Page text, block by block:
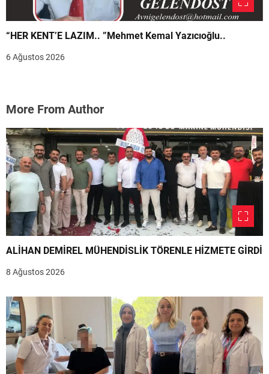
“HER KENT’E LAZIM.. ”Mehmet Kemal Yazıcıoğlu..
6 Ağustos 2026
More From Author
ALİHAN DEMİREL MÜHENDİSLİK TÖRENLE HİZMETE GİRDİ
8 Ağustos 2026